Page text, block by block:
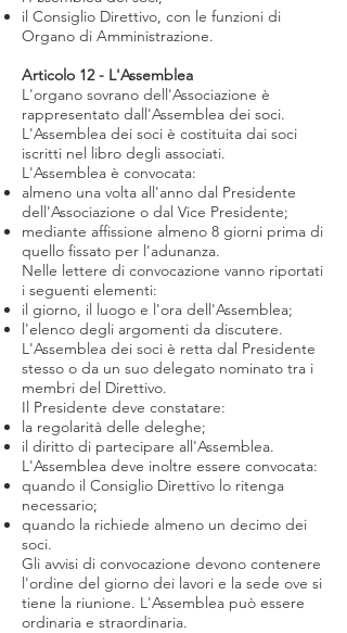
il Consiglio Direttivo, con le funzioni di
Organo di Amministrazione.
Articolo 12 - L'Assemblea
L'organo sovrano dell'Associazione è
rappresentato dall'Assemblea dei soci.
L'Assemblea dei soci è costituita dai soci
iscritti nel libro degli associati.
L'Assemblea è convocata:
almeno una volta all'anno dal Presidente
dell'Associazione o dal Vice Presidente;
mediante affissione almeno 8 giorni prima di
quello fissato per l'adunanza.
Nelle lettere di convocazione vanno riportati
i seguenti elementi:
il giorno, il luogo e l'ora dell'Assemblea;
l'elenco degli argomenti da discutere.
L'Assemblea dei soci è retta dal Presidente
stesso o da un suo delegato nominato tra i
membri del Direttivo.
Il Presidente deve constatare:
la regolarità delle deleghe;
il diritto di partecipare all'Assemblea.
L'Assemblea deve inoltre essere convocata:
quando il Consiglio Direttivo lo ritenga
necessario;
quando la richiede almeno un decimo dei
soci.
Gli avvisi di convocazione devono contenere
l'ordine del giorno dei lavori e la sede ove si
tiene la riunione. L'Assemblea può essere
ordinaria e straordinaria.